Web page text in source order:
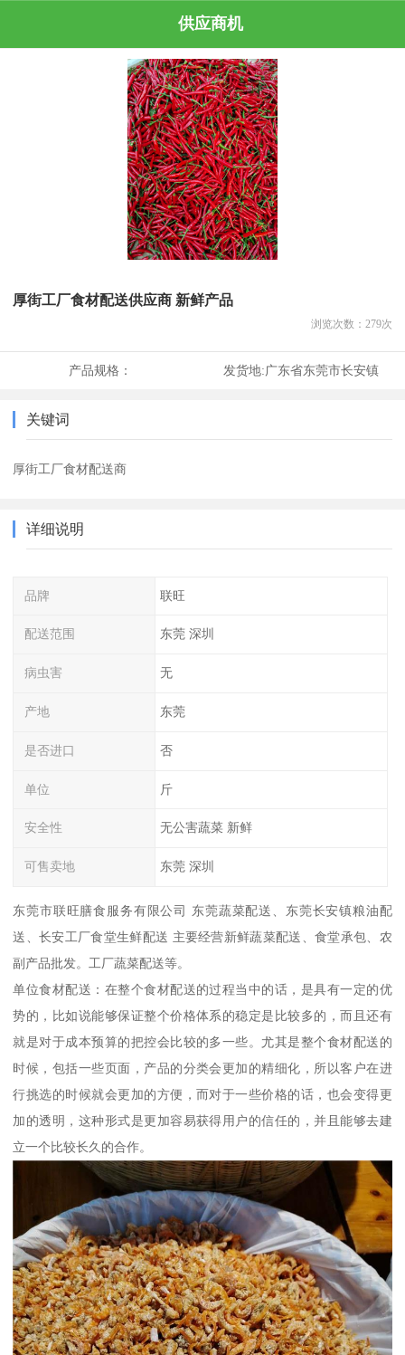
供应商机
厚街工厂食材配送供应商 新鲜产品
浏览次数： 279次
产品规格： 发货地:广东省东莞市长安镇
关键词
厚街工厂食材配送商
详细说明
品牌 联旺
配送范围 东莞 深圳
病虫害 无
产地 东莞
是否进口 否
单位 斤
安全性 无公害蔬菜 新鲜
可售卖地 东莞 深圳
东莞市联旺膳食服务有限公司 东莞蔬菜配送、东莞长安镇粮油配
送、长安工厂食堂生鲜配送 主要经营新鲜蔬菜配送、食堂承包、农
副产品批发。工厂蔬菜配送等。
单位食材配送：在整个食材配送的过程当中的话，是具有一定的优
势的，比如说能够保证整个价格体系的稳定是比较多的，而且还有
就是对于成本预算的把控会比较的多一些。尤其是整个食材配送的
时候，包括一些页面，产品的分类会更加的精细化，所以客户在进
行挑选的时候就会更加的方便，而对于一些价格的话，也会变得更
加的透明，这种形式是更加容易获得用户的信任的，并且能够去建
立一个比较长久的合作。